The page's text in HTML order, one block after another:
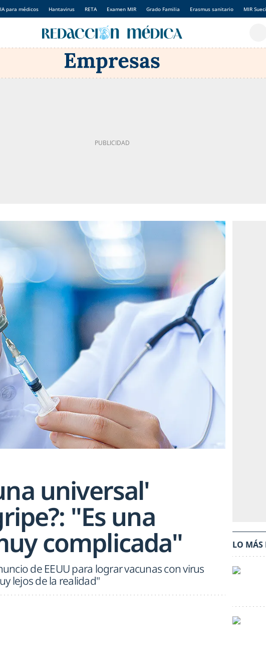
IA para médicos Hantavirus RETA Examen MIR Grado Familia Erasmus sanitario MIR
universal'
"Es una
complicada"
de EEUU para lograr vacunas con virus
lejos de la realidad"
LO MÁS